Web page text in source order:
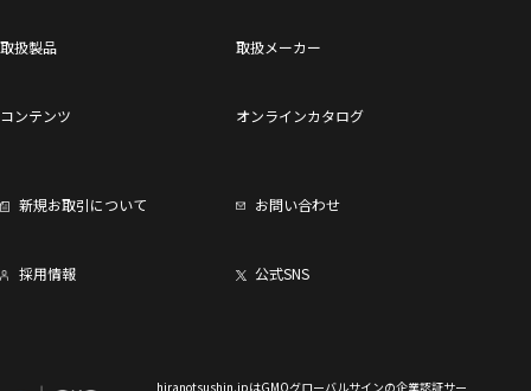
取扱製品 取扱メーカー
コンテンツ オンラインカタログ
新規お取引について お問い合わせ
採用情報 公式SNS
hiranotsushin.jpはGMOグローバルサインの企業認証サー